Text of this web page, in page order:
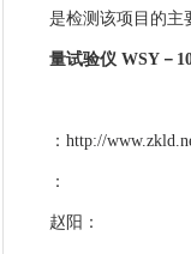
是检测该项目的主
量试验仪 WSY－
： http://
：
赵阳：